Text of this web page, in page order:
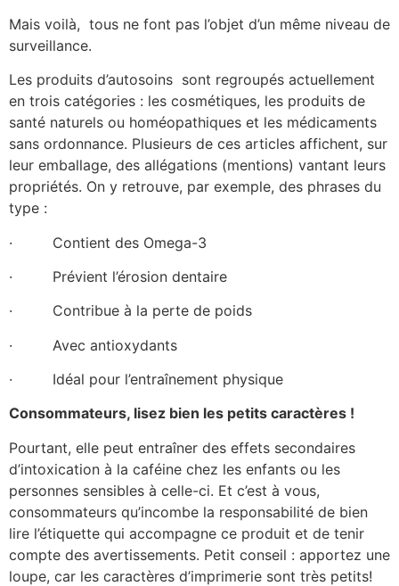
Mais voilà, tous ne font pas l’objet d’un même niveau de
surveillance.
Les produits d’autosoins sont regroupés actuellement
en trois catégories : les cosmétiques, les produits de
santé naturels ou homéopathiques et les médicaments
sans ordonnance. Plusieurs de ces articles affichent, sur
leur emballage, des allégations (mentions) vantant leurs
propriétés. On y retrouve, par exemple, des phrases du
type :
· Contient des Omega-3
· Prévient l’érosion dentaire
· Contribue à la perte de poids
· Avec antioxydants
· Idéal pour l’entraînement physique
Consommateurs, lisez bien les petits caractères !
Pourtant, elle peut entraîner des effets secondaires
d’intoxication à la caféine chez les enfants ou les
personnes sensibles à celle-ci. Et c’est à vous,
consommateurs qu’incombe la responsabilité de bien
lire l’étiquette qui accompagne ce produit et de tenir
compte des avertissements. Petit conseil : apportez une
loupe, car les caractères d’imprimerie sont très petits!